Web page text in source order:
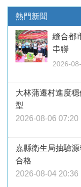
熱門新聞
縫合都
串聯
2026-
大林蒲遷村進度
型
2026-08-06 07:20
嘉縣衛生局抽驗
合格
2026-08-04 20:36